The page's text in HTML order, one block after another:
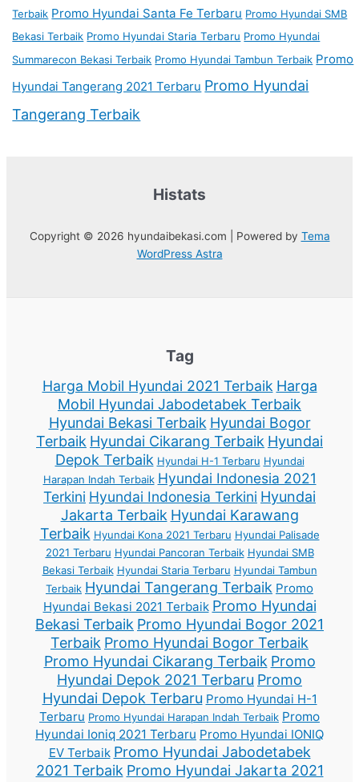
Terbaik Promo Hyundai Santa Fe Terbaru Promo Hyundai SMB
Bekasi Terbaik Promo Hyundai Staria Terbaru Promo Hyundai
Summarecon Bekasi Terbaik Promo Hyundai Tambun Terbaik Promo
Hyundai Tangerang 2021 Terbaru Promo Hyundai
Tangerang Terbaik
Histats
Copyright © 2026 hyundaibekasi.com | Powered by Tema
WordPress Astra
Tag
Harga Mobil Hyundai 2021 Terbaik Harga
Mobil Hyundai Jabodetabek Terbaik
Hyundai Bekasi Terbaik Hyundai Bogor
Terbaik Hyundai Cikarang Terbaik Hyundai
Depok Terbaik Hyundai H-1 Terbaru Hyundai
Harapan Indah Terbaik Hyundai Indonesia 2021
Terkini Hyundai Indonesia Terkini Hyundai
Jakarta Terbaik Hyundai Karawang
Terbaik Hyundai Kona 2021 Terbaru Hyundai Palisade
2021 Terbaru Hyundai Pancoran Terbaik Hyundai SMB
Bekasi Terbaik Hyundai Staria Terbaru Hyundai Tambun
Terbaik Hyundai Tangerang Terbaik Promo
Hyundai Bekasi 2021 Terbaik Promo Hyundai
Bekasi Terbaik Promo Hyundai Bogor 2021
Terbaik Promo Hyundai Bogor Terbaik
Promo Hyundai Cikarang Terbaik Promo
Hyundai Depok 2021 Terbaru Promo
Hyundai Depok Terbaru Promo Hyundai H-1
Terbaru Promo Hyundai Harapan Indah Terbaik Promo
Hyundai Ioniq 2021 Terbaru Promo Hyundai IONIQ
EV Terbaik Promo Hyundai Jabodetabek
2021 Terbaik Promo Hyundai Jakarta 2021